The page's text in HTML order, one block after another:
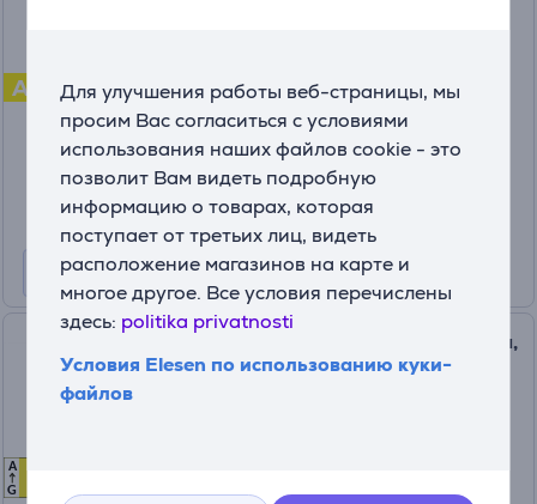
Для улучшения работы веб-страницы, мы
просим Вас согласиться с условиями
использования наших файлов cookie - это
позволит Вам видеть подробную
информацию о товарах, которая
поступает от третьих лиц, видеть
расположение магазинов на карте и
многое другое. Все условия перечислены
здесь: politika privatnosti
Условия Elesen по использованию куки-
файлов
A
На складе
Цена:
33999 €
A
G
Hansa, 10 комплектов посуды,
ширина 44,8 см, белый -